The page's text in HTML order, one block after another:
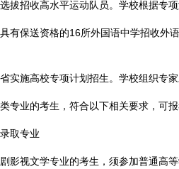
招收高水平运动队员。学校根据专项
保送资格的16所外国语中学招收外
施高校专项计划招生。学校组织专家
业的考生，符合以下相关要求，可报
取专业
视文学专业的考生，须参加普通高等